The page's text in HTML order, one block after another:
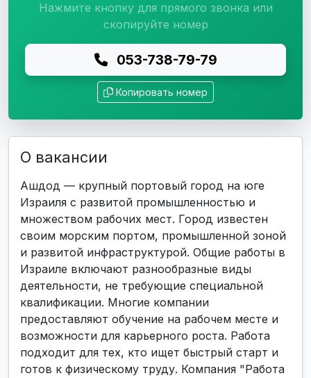
Нажмите кнопку для прямого звонка или
скопируйте номер
053-738-79-79
Копировать номер
О вакансии
Ашдод — крупный портовый город на юге
Израиля с развитой промышленностью и
множеством рабочих мест. Город известен
своим морским портом, промышленной зоной
и развитой инфраструктурой. Общие работы в
Израиле включают разнообразные виды
деятельности, не требующие специальной
квалификации. Многие компании
предоставляют обучение на рабочем месте и
возможности для карьерного роста. Работа
подходит для тех, кто ищет быстрый старт и
готов к физическому труду. Компания "Работа